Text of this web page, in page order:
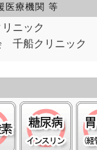
医療機関 等
ニック
千船クリニック
在宅酸素:○ 糖尿